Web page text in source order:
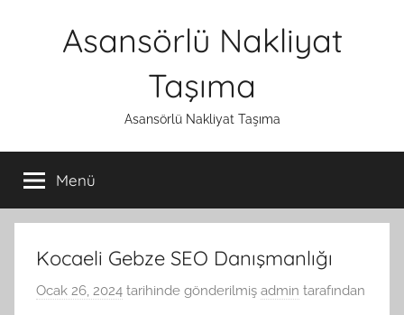
Asansörlü Nakliyat
Taşıma
Asansörlü Nakliyat Taşıma
Menü
Kocaeli Gebze SEO Danışmanlığı
Ocak 26, 2024 tarihinde gönderilmiş admin tarafından